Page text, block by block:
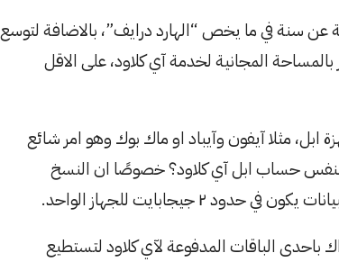
عن سنة في ما يخص “الهارد درايف”، بالاضافة لتوسع
بالمساحة المجانية لخدمة آي كلاود، على الاقل
ابل، مثلا آيفون وآيباد او ماك بوك وهو امر شائع
يتم ربطه بنفس حساب ابل آي كلاود؟ خصوصًا ان النسخ
جيجابايت للجهاز الواحد.
باحدى الباقات المدفوعة لآي كلاود لتستطيع